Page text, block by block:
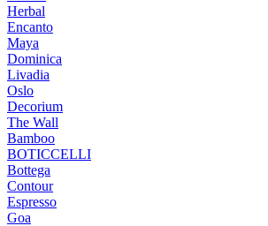
Herbal
Encanto
Maya
Dominica
Livadia
Oslo
Decorium
The Wall
Bamboo
BOTICCELLI
Bottega
Contour
Espresso
Goa